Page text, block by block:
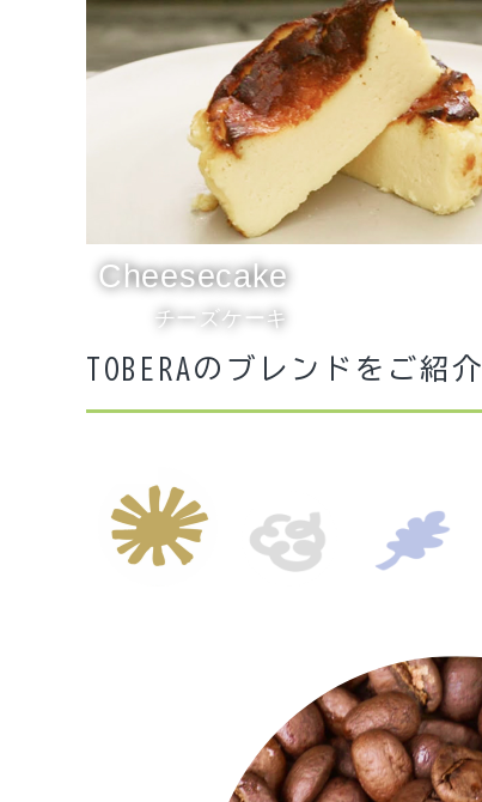
インスタグラム掲載商品
チーズケーキから選ぶ
価格から探す
Drip Bags
ドリップバッグ
Cheesecake
チーズケーキ
TOBERAのブレンドをご紹介